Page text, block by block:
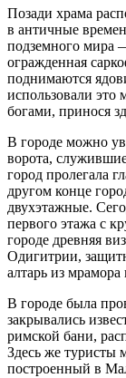
Позади храма
в античные
подземного мира
огражденная
поднимаются
использовали это
богами, принося
В городе можно
ворота,
город пролегала
другом конце
двухэтажные.
первого этажа с
городе древняя
Одигитрии,
алтарь из
В городе была
закрывались
римской бани,
Здесь же туристы
построенный в